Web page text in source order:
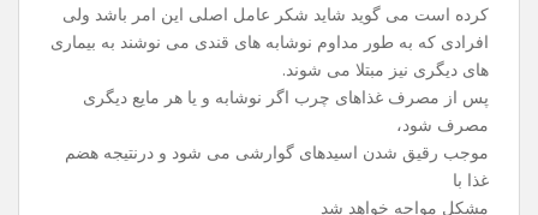
‌کرده ‌است می ‌گوید شاید شکر عامل اصلی این امر باشد ولی
افرادی که به طور مداوم نوشابه‌ های قندی می‌ نوشند به بیماری
‌های دیگری نیز مبتلا می ‌شوند.
پس از مصرف غذاهای چرب اگر نوشابه و یا هر مایع دیگری
مصرف شود،
موجب رقیق شدن اسیدهای گوارشی می‌ شود و درنتیجه هضم
غذا با
مشکل مواجه خواهد شد